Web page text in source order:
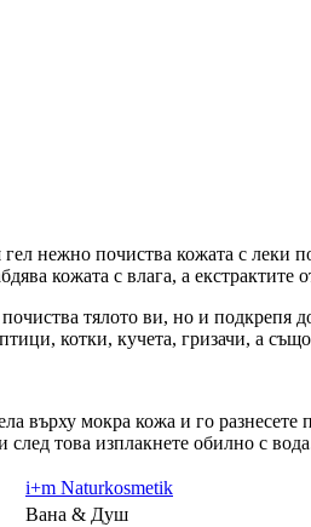
нежно почиства кожата с леки
кожата с влага, а екстрактите
тялото ви, но и подкрепя
котки, кучета, гризачи, а
върху мокра кожа и го разнесете
след това изплакнете обилно с
i+m Naturkosmetik
Вана & Душ